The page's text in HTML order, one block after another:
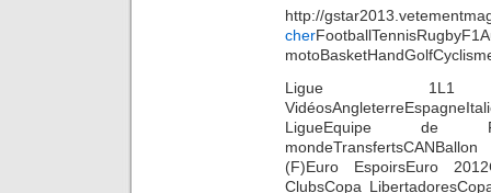
http://
cher
Ligue 1L1
LigueEquipe de
(F)Euro EspoirsEuro
ClubsCopa